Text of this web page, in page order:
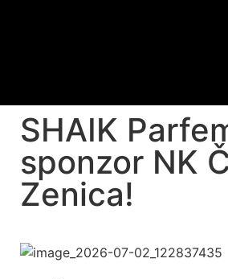
SHAIK
sponzor NK
Zenica!